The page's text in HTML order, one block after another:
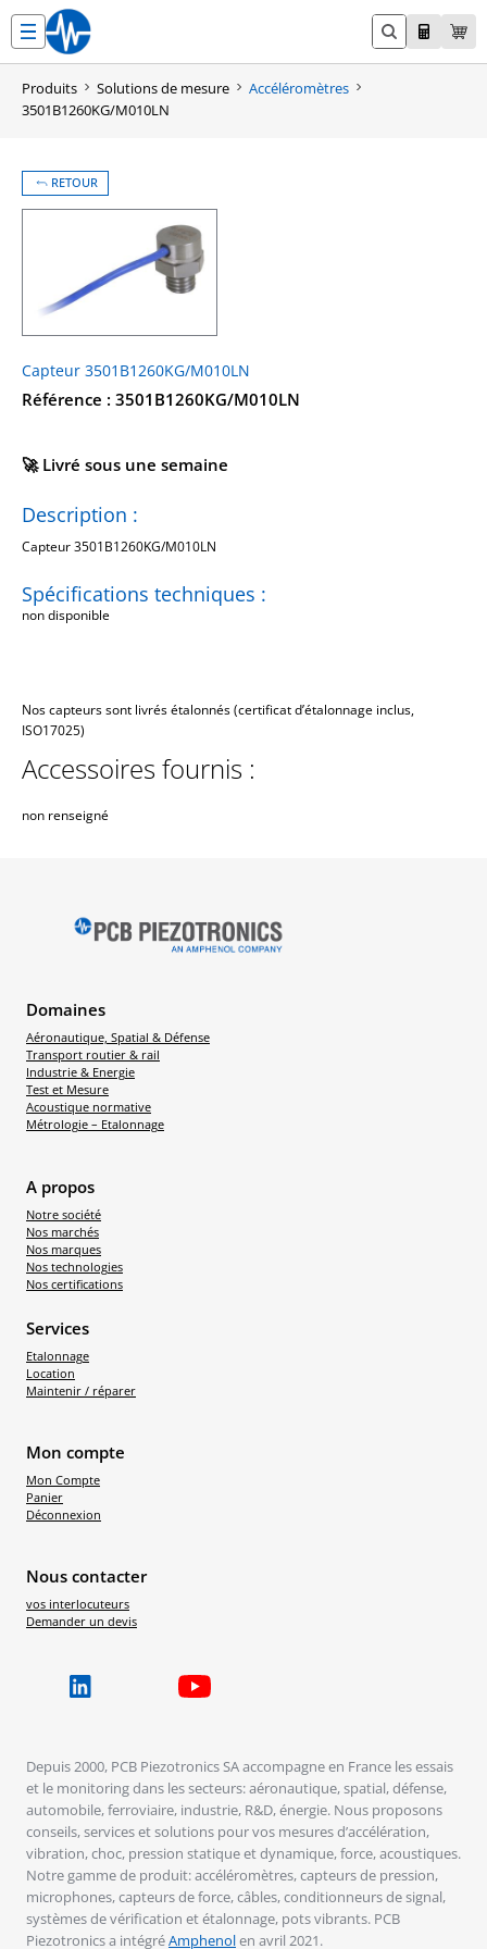
contenu
Produits Solutions de mesure
Accéléromètres
3501B1260KG/M010LN
RETOUR
Capteur 3501B1260KG/M010LN
Référence : 3501B1260KG/M010LN
🚀 Livré sous une semaine
Spécifications techniques :
non disponible
Description :
Capteur 3501B1260KG/M010LN
Nos capteurs sont livrés étalonnés (certificat d’étalonnage inclus,
ISO17025)
Accessoires fournis :
non renseigné
Domaines
Aéronautique, Spatial & Défense
Transport routier & rail
Industrie & Energie
Test et Mesure
Acoustique normative
Métrologie – Etalonnage
A propos
Notre société
Nos marchés
Nos marques
Nos technologies
Nos certifications
Services
Etalonnage
Location
Maintenir / réparer
Mon compte
Mon Compte
Panier
Déconnexion
Nous contacter
vos interlocuteurs
Demander un devis
Depuis 2000, PCB Piezotronics SA accompagne en France les essais
et le monitoring dans les secteurs: aéronautique, spatial, défense,
automobile, ferroviaire, industrie, R&D, énergie. Nous proposons
conseils, services et solutions pour vos mesures d’accélération,
vibration, choc, pression statique et dynamique, force, acoustiques.
Notre gamme de produit: accéléromètres, capteurs de pression,
microphones, capteurs de force, câbles, conditionneurs de signal,
systèmes de vérification et étalonnage, pots vibrants. PCB
Piezotronics a intégréAmphenolen avril 2021.